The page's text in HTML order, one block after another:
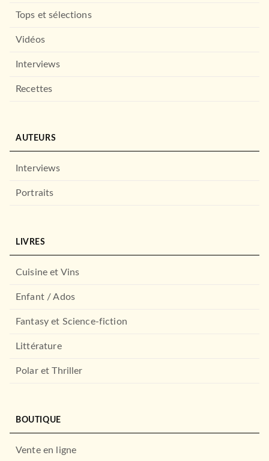
Les Monsieur Madame au
02/09/2015
HACHETTE JEUNESSE
Pat' Patrouille - Le concours
Tops et sélections
Vidéos
Interviews
Recettes
AUTEURS
Interviews
Portraits
LIVRES
Cuisine et Vins
Enfant / Ados
Fantasy et Science-fiction
Littérature
Polar et Thriller
BOUTIQUE
Vente en ligne